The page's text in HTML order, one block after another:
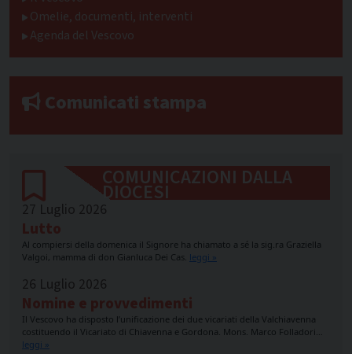
Omelie, documenti, interventi
Agenda del Vescovo
Comunicati stampa
COMUNICAZIONI DALLA
DIOCESI
27 Luglio 2026
Lutto
Al compiersi della domenica il Signore ha chiamato a sé la sig.ra Graziella
Valgoi, mamma di don Gianluca Dei Cas. leggi »
26 Luglio 2026
Nomine e provvedimenti
Il Vescovo ha disposto l’unificazione dei due vicariati della Valchiavenna
costituendo il Vicariato di Chiavenna e Gordona. Mons. Marco Folladori…
leggi »